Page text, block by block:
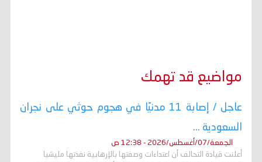
مواضيع قد تهمك
عاجل / إصابة 11 مدنيًا في هجوم حوثي على نجران
السعودية ...
الجمعة/07/أغسطس/2026 - 12:38 ص
أعلنت قيادة التحالف أن اعتداءات وصفتها بالإرهابية نفذتها مليشيا